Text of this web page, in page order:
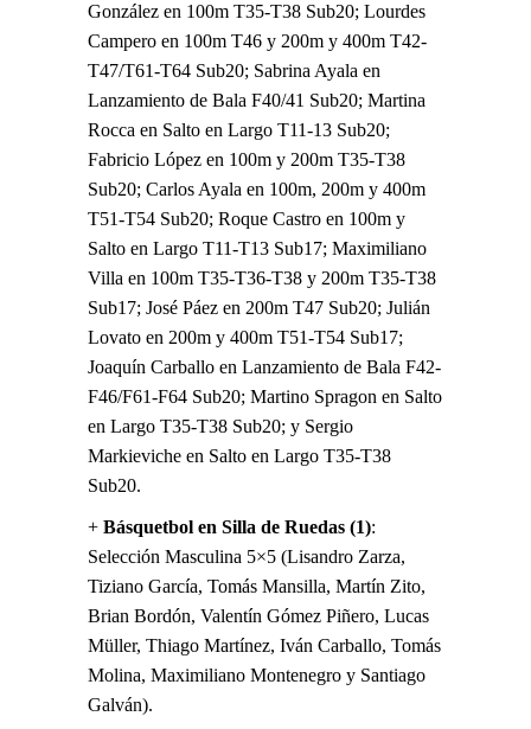
González en 100m T35-T38 Sub20; Lourdes
Campero en 100m T46 y 200m y 400m T42-
T47/T61-T64 Sub20; Sabrina Ayala en
Lanzamiento de Bala F40/41 Sub20; Martina
Rocca en Salto en Largo T11-13 Sub20;
Fabricio López en 100m y 200m T35-T38
Sub20; Carlos Ayala en 100m, 200m y 400m
T51-T54 Sub20; Roque Castro en 100m y
Salto en Largo T11-T13 Sub17; Maximiliano
Villa en 100m T35-T36-T38 y 200m T35-T38
Sub17; José Páez en 200m T47 Sub20; Julián
Lovato en 200m y 400m T51-T54 Sub17;
Joaquín Carballo en Lanzamiento de Bala F42-
F46/F61-F64 Sub20; Martino Spragon en Salto
en Largo T35-T38 Sub20; y Sergio
Markieviche en Salto en Largo T35-T38
Sub20.
+ Básquetbol en Silla de Ruedas (1):
Selección Masculina 5×5 (Lisandro Zarza,
Tiziano García, Tomás Mansilla, Martín Zito,
Brian Bordón, Valentín Gómez Piñero, Lucas
Müller, Thiago Martínez, Iván Carballo, Tomás
Molina, Maximiliano Montenegro y Santiago
Galván).